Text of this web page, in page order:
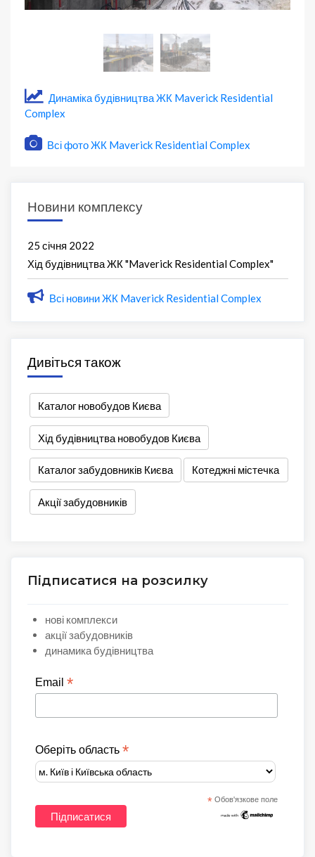
Динаміка будівництва ЖК Maverick Residential
Complex
Всі фото ЖК Maverick Residential Complex
Новини комплексу
25 січня 2022
Хід будівництва ЖК "Maverick Residential Complex"
Всі новини ЖК Maverick Residential Complex
Дивіться також
Каталог новобудов Києва
Хід будівництва новобудов Києва
Каталог забудовників Києва Котеджні містечка
Акції забудовників
Підписатися на розсилку
нові комплекси
акції забудовників
динамика будівництва
Email *
Оберіть область *
* Обов'язкове поле